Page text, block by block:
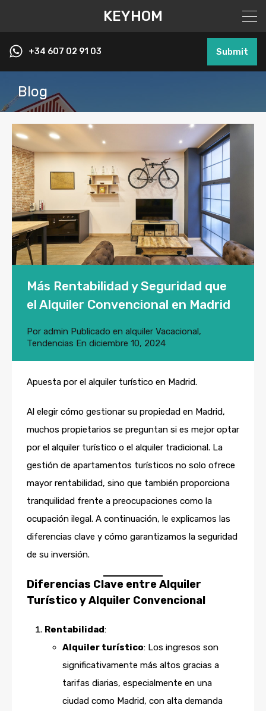
KEYHOM
+34 607 02 91 03 Submit
Blog
Más Rentabilidad y Seguridad que
el Alquiler Convencional en Madrid
Por admin Publicado en alquiler Vacacional,
Tendencias En diciembre 10, 2024
Apuesta por el alquiler turístico en Madrid.
Al elegir cómo gestionar su propiedad en Madrid,
muchos propietarios se preguntan si es mejor optar
por el alquiler turístico o el alquiler tradicional. La
gestión de apartamentos turísticos no solo ofrece
mayor rentabilidad, sino que también proporciona
tranquilidad frente a preocupaciones como la
ocupación ilegal. A continuación, le explicamos las
diferencias clave y cómo garantizamos la seguridad
de su inversión.
Diferencias Clave entre Alquiler
Turístico y Alquiler Convencional
Rentabilidad:
Alquiler turístico: Los ingresos son
significativamente más altos gracias a
tarifas diarias, especialmente en una
ciudad como Madrid, con alta demanda